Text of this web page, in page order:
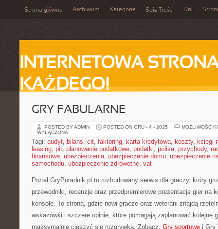
Strona główna Archiwum Kategorie Spis Treści Dni
INTERNETOWA
KAŻDEGO!
GRY FABULARNE
POSTED BY ADMIN POSTED ON GRU - 4 - 2025
MOŻLIWOŚĆ
WYŁĄCZONA
Tagi: audyt, bilans, cit, faktoring, karta kredytowa, koszty, księgi
leasing, pit, planowanie podatkowe, podatki, polisa, przychody,
finansowe, ubezpieczenia, ubezpieczenie domu, ubezpieczenie
samochodu, ubezpieczenie zdrowotne, vat
Portal GryPoradnik.pl to rozbudowany serwis dla graczy, który
przewodniki, recenzje oraz przedpremierowe prezentacje gier na
konsole. To strona, gdzie nowi gracze oraz weterani znajdą
wskazówki i szczere opinie, które pomagają zaplanować kolejne
maksymalnie cieszyć się rozgrywką. Zobacz: Gry sportowe i Gry